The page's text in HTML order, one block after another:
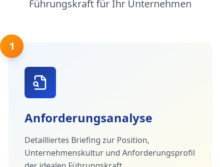
Führungskraft für Ihr Unternehmen
1
Anforderungsanalyse
Detailliertes Briefing zur Position,
Unternehmenskultur und Anforderungsprofil